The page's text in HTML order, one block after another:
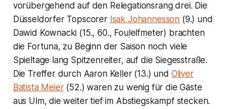
vorübergehend auf den Relegationsrang drei. Die
Düsseldorfer Topscorer Isak Johannesson (9.) und
Dawid Kownacki (15., 60., Foulelfmeter) brachten
die Fortuna, zu Beginn der Saison noch viele
Spieltage lang Spitzenreiter, auf die Siegesstraße.
Die Treffer durch Aaron Keller (13.) und Oliver
Batista Meier(52.) waren zu wenig für die Gäste
aus Ulm, die weiter tief im Abstiegskampf stecken.